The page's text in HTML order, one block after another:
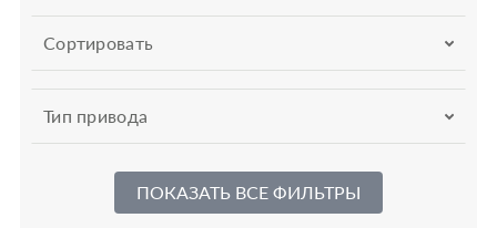
Сортировать
Тип привода
ПОКАЗАТЬ ВСЕ ФИЛЬТРЫ